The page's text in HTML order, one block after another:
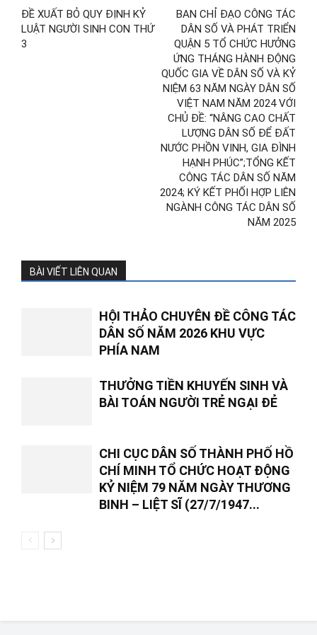
ĐỀ XUẤT BỎ QUY ĐỊNH KỶ
LUẬT NGƯỜI SINH CON THỨ
3
BAN CHỈ ĐẠO CÔNG TÁC
DÂN SỐ VÀ PHÁT TRIỂN
QUẬN 5 TỔ CHỨC HƯỞNG
ỨNG THÁNG HÀNH ĐỘNG
QUỐC GIA VỀ DÂN SỐ VÀ KỶ
NIỆM 63 NĂM NGÀY DÂN SỐ
VIỆT NAM NĂM 2024 VỚI
CHỦ ĐỀ: “NÂNG CAO CHẤT
LƯỢNG DÂN SỐ ĐỂ ĐẤT
NƯỚC PHỒN VINH, GIA ĐÌNH
HẠNH PHÚC”;TỔNG KẾT
CÔNG TÁC DÂN SỐ NĂM
2024; KÝ KẾT PHỐI HỢP LIÊN
NGÀNH CÔNG TÁC DÂN SỐ
NĂM 2025
BÀI VIẾT LIÊN QUAN
HỘI THẢO CHUYÊN ĐỀ CÔNG TÁC
DÂN SỐ NĂM 2026 KHU VỰC
PHÍA NAM
THƯỞNG TIỀN KHUYẾN SINH VÀ
BÀI TOÁN NGƯỜI TRẺ NGẠI ĐẺ
CHI CỤC DÂN SỐ THÀNH PHỐ HỒ
CHÍ MINH TỔ CHỨC HOẠT ĐỘNG
KỶ NIỆM 79 NĂM NGÀY THƯƠNG
BINH – LIỆT SĨ (27/7/1947...